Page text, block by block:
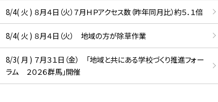
8/4( 火 ) ８月４日（火）７月ＨＰアクセス数（昨年同月比）約５．１倍
8/4( 火 ) ８月４日（火） 地域の方が除草作業
8/3( 月 ) ７月３１日（金） 「地域と共にある学校づくり推進フォー
ラム ２０２６群馬」開催